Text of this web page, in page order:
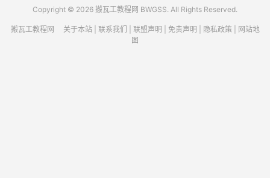
Copyright © 2026 搬瓦工教程网 BWGSS. All Rights Reserved.
搬瓦工教程网 关于本站| 联系我们 联盟声明 免责声明 隐私政策
网站地
图